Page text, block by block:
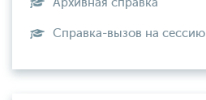
Архивная справка
Справка-вызов на сессию